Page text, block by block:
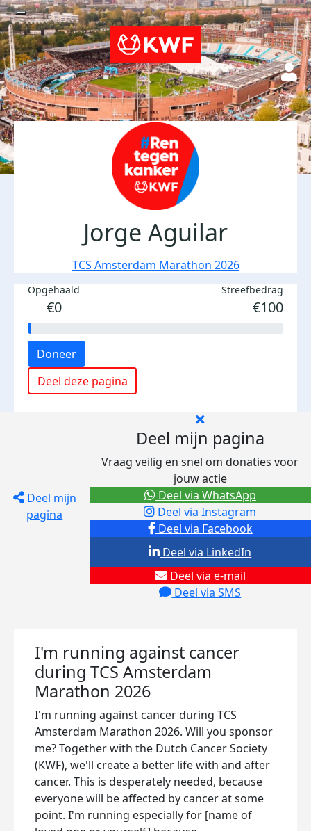
Jorge Aguilar
TCS Amsterdam Marathon 2026
Opgehaald
€0
Streefbedrag
€100
Doneer
Deel deze pagina
Deel mijn
pagina
Deel mijn pagina
Vraag veilig en snel om donaties voor
jouw actie
Deel via Facebook
Deel via Instagram
Deel via e-mail
Deel via SMS
Deel via LinkedIn
Deel via WhatsApp
I'm running against cancer
during TCS Amsterdam
Marathon 2026
I'm running against cancer during TCS
Amsterdam Marathon 2026. Will you sponsor
me? Together with the Dutch Cancer Society
(KWF), we'll create a better life with and after
cancer. This is desperately needed, because
everyone will be affected by cancer at some
point. I'm running especially for [name of